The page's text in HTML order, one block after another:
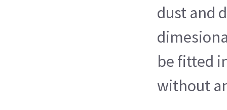
dust and
be fitted
without